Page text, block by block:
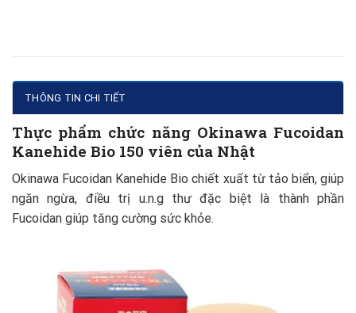
THÔNG TIN CHI TIẾT
Thực phẩm chức năng Okinawa Fucoidan
Kanehide Bio 150 viên của Nhật
Okinawa Fucoidan Kanehide Bio chiết xuất từ tảo biển, giúp
ngăn ngừa, điều trị u.n.g thư đặc biệt là thành phần
Fucoidan giúp tăng cường sức khỏe.